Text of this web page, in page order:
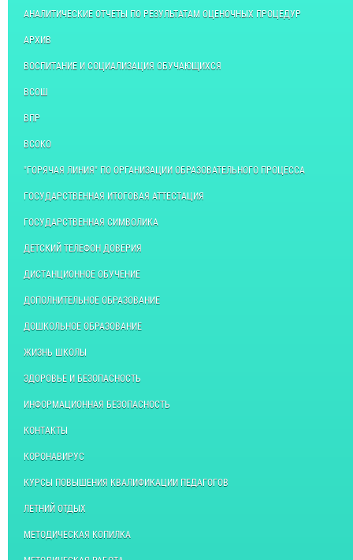
АНАЛИТИЧЕСКИЕ ОТЧЕТЫ ПО РЕЗУЛЬТАТАМ ОЦЕНОЧНЫХ ПРОЦЕДУР
АРХИВ
ВОСПИТАНИЕ И СОЦИАЛИЗАЦИЯ ОБУЧАЮЩИХСЯ
ВСОШ
ВПР
ВСОКО
"ГОРЯЧАЯ ЛИНИЯ" ПО ОРГАНИЗАЦИИ ОБРАЗОВАТЕЛЬНОГО ПРОЦЕССА
ГОСУДАРСТВЕННАЯ ИТОГОВАЯ АТТЕСТАЦИЯ
ГОСУДАРСТВЕННАЯ СИМВОЛИКА
ДЕТСКИЙ ТЕЛЕФОН ДОВЕРИЯ
ДИСТАНЦИОННОЕ ОБУЧЕНИЕ
ДОПОЛНИТЕЛЬНОЕ ОБРАЗОВАНИЕ
ДОШКОЛЬНОЕ ОБРАЗОВАНИЕ
ЖИЗНЬ ШКОЛЫ
ЗДОРОВЬЕ И БЕЗОПАСНОСТЬ
ИНФОРМАЦИОННАЯ БЕЗОПАСНОСТЬ
КОНТАКТЫ
КОРОНАВИРУС
КУРСЫ ПОВЫШЕНИЯ КВАЛИФИКАЦИИ ПЕДАГОГОВ
ЛЕТНИЙ ОТДЫХ
МЕТОДИЧЕСКАЯ КОПИЛКА